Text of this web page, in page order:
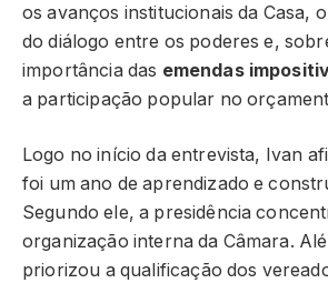
os avanços institucionais da Casa,
do diálogo entre os poderes e,
importância das emendas
a participação popular no
Logo no início da entrevista, Ivan
foi um ano de aprendizado e
Segundo ele, a presidência
organização interna da Câmara.
priorizou a qualificação dos